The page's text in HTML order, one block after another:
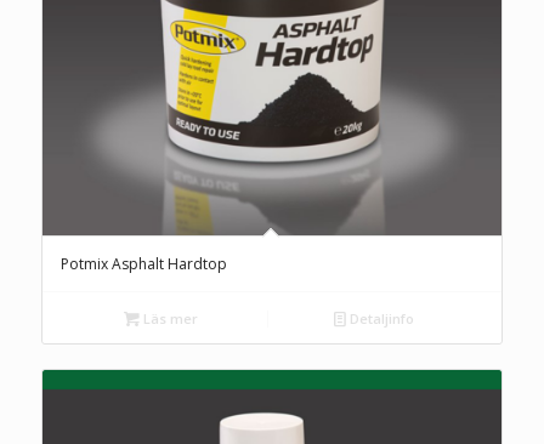
Potmix Asphalt Hardtop
Läs mer Detaljinfo